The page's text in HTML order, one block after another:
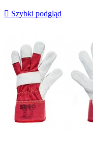
 Szybki podgląd